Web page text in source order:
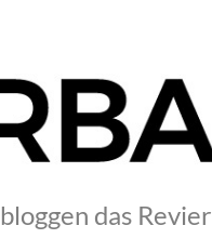
das Revier